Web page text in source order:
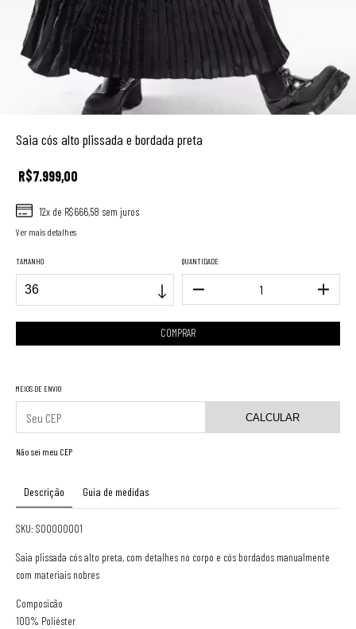
Saia cós alto plissada e bordada preta
R$7.999,00
12x de R$666,58 sem juros
Ver mais detalhes
TAMANHO QUANTIDADE
MEIOS DE ENVIO
CALCULAR
Não sei meu CEP
Descrição Guia de medidas
SKU: S00000001
Saia plissada cós alto preta, com detalhes no corpo e cós bordados manualmente
com materiais nobres
Composicão
100% Poliéster